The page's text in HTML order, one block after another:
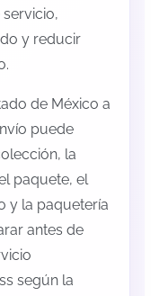
y reducir
de México a
puede
la
paquete, el
y la paquetería
antes de
según la